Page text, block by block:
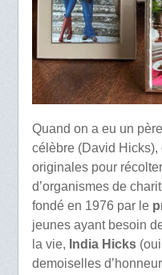
Quand on a eu un
célèbre (David
originales pour
d’organismes de
fondé en 1976 par le
jeunes ayant besoin
la vie, India Hicks
demoiselles